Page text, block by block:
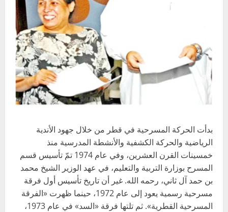
بدأت الحركة المسرحية في قطر من خلال جهود الأندية
الرياضية والحركة الكشفية والأنشطة المدرسية منذ
خمسينات القرن العشرين، وفي عام 1974 تمّ تأسيس قسم
المسرح بوزارة التربية والتعليم، في عهد الوزير الشيخ محمد
بن حمد آل ثاني، رحمه الله. غير أن تاريخ تأسيس أول فرقة
مسرحية رسمية يعود إلى عام 1972، حينما ظهرت «الفرقة
المسرحية القطرية». ثم تلتها فرقة «السد» في عام 1973،